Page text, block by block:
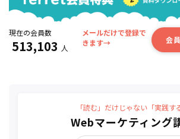
現在の会員数
513,103 人
メールだけで登録で
きます→
会
「読む」だけじゃない「実践す
Webマーケティング